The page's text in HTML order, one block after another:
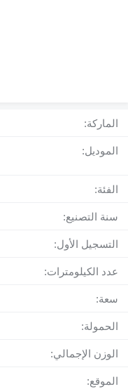
الماركة:
الموديل:
الفئة:
سنة التصنيع:
التسجيل الأول:
عدد الكيلومترات:
سعة:
الحمولة:
الوزن الإجمالي:
الموقع: